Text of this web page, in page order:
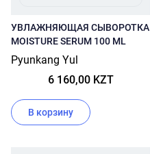
УВЛАЖНЯЮЩАЯ СЫВОРОТКА
MOISTURE SERUM 100 ML
Pyunkang Yul
6 160,00 KZT
В корзину